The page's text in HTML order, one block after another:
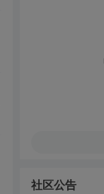
社区公告